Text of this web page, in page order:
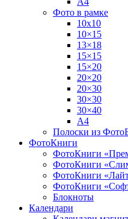
Фото в рамке
10х10
10×15
13×18
15×15
15×20
20×20
20×30
30×30
30×40
A4
Полоски из
ФотоКниги
ФотоКниги
ФотоКниги
ФотоКниги
ФотоКниги
Блокноты
Календари